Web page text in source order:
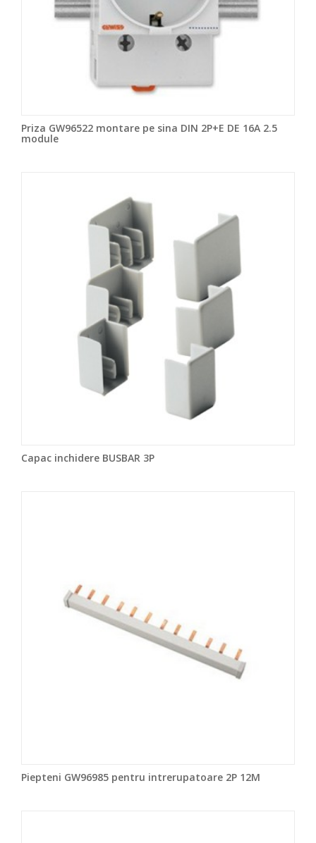
Priza GW96522 montare pe sina DIN 2P+E DE 16A 2.5
module
Capac inchidere BUSBAR 3P
Piepteni GW96985 pentru intrerupatoare 2P 12M